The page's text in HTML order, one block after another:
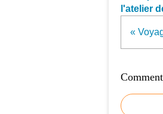
l'atelier
«